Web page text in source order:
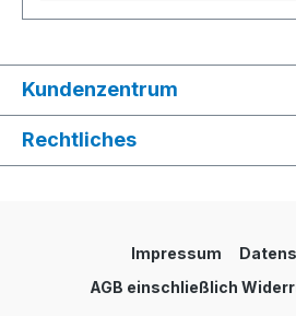
Kundenzentrum
Rechtliches
Impressum
AGB einschließlich